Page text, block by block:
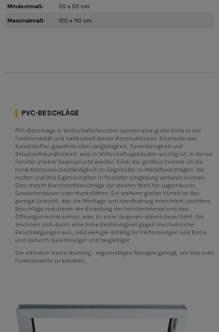
Mindestmaß: 50 x 50 cm
Maximalmaß: 120 x 110 cm
PVC-BESCHLÄGE
PVC-Beschläge in Wirtschaftsfenstern spielen eine große Rolle in der
Funktionalität und Haltbarkeit dieser Konstruktionen. Elemente aus
Kunststoffen gewährleisten Langlebigkeit, Zuverlässigkeit und
Benutzerfreundlichkeit, was in Wirtschaftsgebäuden wichtig ist, in denen
Fenster stärker beansprucht werden. Einer der größten Vorteile ist die
hohe Korrosionsbeständigkeit im Gegensatz zu Metallbeschlägen, die
rosten und ihre Eigenschaften in feuchter Umgebung verlieren können.
Dies macht Kunststoffbeschläge zur idealen Wahl für Lagerhäuser,
Gewächshäuser oder Werkstätten. Ein weiterer großer Vorteil ist das
geringe Gewicht, das die Montage und Handhabung erleichtert. Leichtere
Beschläge reduzieren die Belastung der Fensterrahmen und des
Öffnungsmechanismus, was zu einer längeren Lebensdauer führt. Sie
zeichnen sich durch eine hohe Beständigkeit gegen mechanische
Beschädigungen aus, sind weniger anfällig für Verformungen und Risse
und dadurch zuverlässiger und langlebiger.
Sie erfordern keine Wartung - regelmäßiges Reinigen genügt, um ihre volle
Funktionalität zu erhalten.